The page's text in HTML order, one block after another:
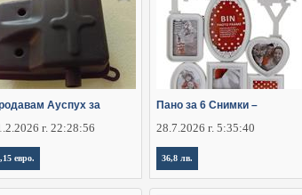
Ауспух за
г. 22:28:56
евро.
Пано за 6 Снимки –
28.7.2026 г. 5:35:40
36,8 лв.